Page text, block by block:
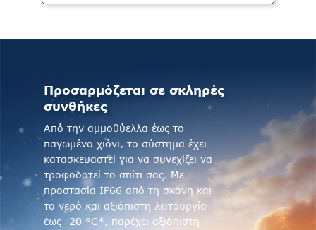
Προσαρμόζεται σε σκληρές
συνθήκες
Από την αμμοθύελλα έως το
παγωμένο χιόνι, το σύστημα έχει
κατασκευαστεί για να συνεχίζει να
τροφοδοτεί το σπίτι σας. Με
προστασία IP66 από τη σκόνη και
το νερό και αξιόπιστη λειτουργία
έως -20 °C*, παρέχει αξιόπιστη